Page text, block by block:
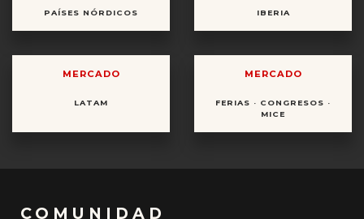
PAÍSES NÓRDICOS IBERIA
MERCADO
LATAM
MERCADO
FERIAS · CONGRESOS ·
MICE
COMUNIDAD